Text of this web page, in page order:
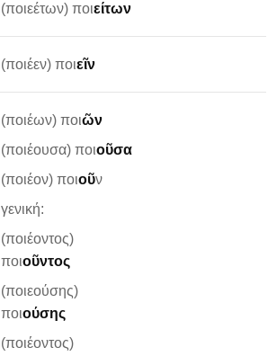
(ποιεέτων) ποιείτων
(ποιέεν) ποιεῖν
(ποιέων) ποιῶν
(ποιέουσα) ποιοῦσα
(ποιέον) ποιοῦν
γενική:
(ποιέοντος)
ποιοῦντος
(ποιεούσης)
ποιούσης
(ποιέοντος)